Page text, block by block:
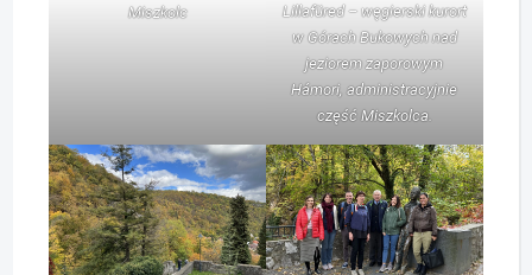
Miszkolc
Lillafüred – węgierski kurort
w Górach Bukowych nad
jeziorem zaporowym
Hámori, administracyjnie
część Miszkolca.